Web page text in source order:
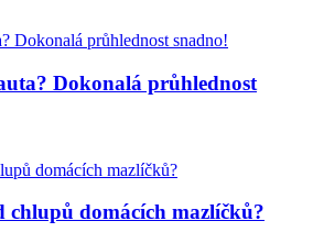
Dokonalá průhlednost
chlupů domácích mazlíčků?